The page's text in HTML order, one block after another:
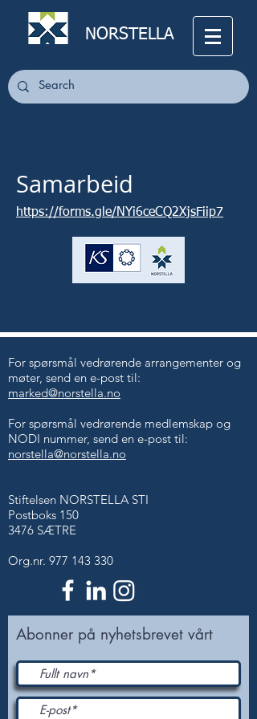
NORSTELLA
Samarbeid
https://forms.gle/NYi6ceCQ2XjsFiip7
For spørsmål vedrørende arrangementer og
møter, send en e-post til:
marked@norstella.no
For spørsmål vedrørende medlemskap og
NODI nummer, send en e-post til:
norstella@norstella.no
Stiftelsen NORSTELLA STI
Postboks 150
3476 SÆTRE
Org.nr. 977 143 330
Abonner på nyhetsbrevet vårt